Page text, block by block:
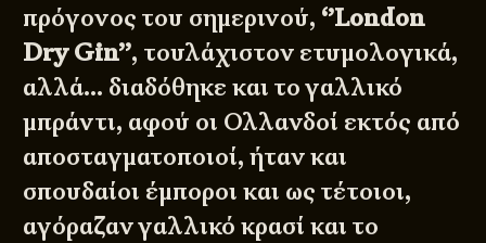
πρόγονος του σημερινού, ‘’London
Dry Gin’’, τουλάχιστον ετυμολογικά,
αλλά… διαδόθηκε και το γαλλικό
μπράντι, αφού οι Ολλανδοί εκτός από
αποσταγματοποιοί, ήταν και
σπουδαίοι έμποροι και ως τέτοιοι,
αγόραζαν γαλλικό κρασί και το